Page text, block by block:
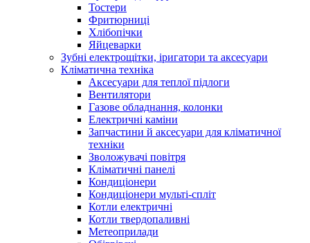
Тостери
Фритюрниці
Хлібопічки
Яйцеварки
Зубні електрощітки, іригатори та аксесуари
Кліматична техніка
Аксесуари для теплої підлоги
Вентилятори
Газове обладнання, колонки
Електричні каміни
Запчастини й аксесуари для кліматичної
техніки
Зволожувачі повітря
Кліматичні панелі
Кондиціонери
Кондиціонери мульті-спліт
Котли електричні
Котли твердопаливні
Метеоприлади